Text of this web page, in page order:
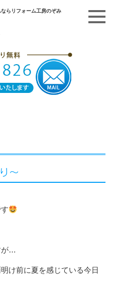
らリフォーム工房のぞみ
～
が…
け前に夏を感じている今日